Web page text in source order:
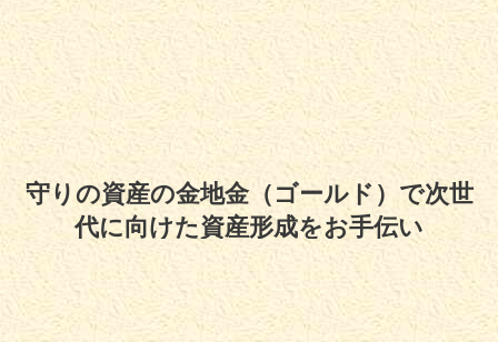
守りの資産の金地金（ゴールド）で次世
代に向けた資産形成をお手伝い
Copyright© 守りの資産の金地金（ゴールド）で次世代に向けた資産形成をお
手伝い , 2026 All Rights Reserved.